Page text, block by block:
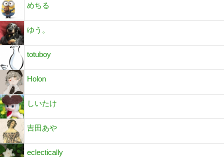
めちる
ゆう。
totuboy
Holon
しいたけ
吉田あや
eclectically